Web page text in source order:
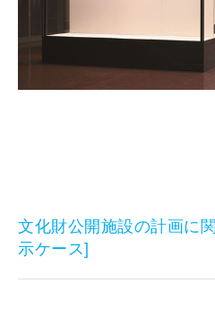
文化財公開施設の計画に
示ケース]